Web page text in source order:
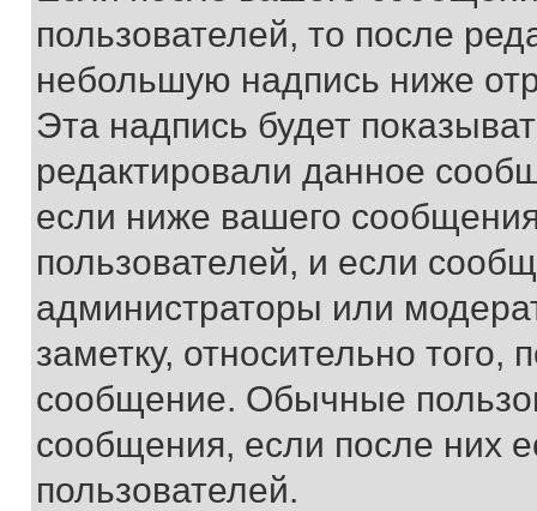
пользователей, то после
небольшую надпись ниже
Эта надпись будет
редактировали данное
если ниже вашего
пользователей, и если
администраторы или
заметку, относительно
сообщение. Обычные
сообщения, если после них
пользователей.